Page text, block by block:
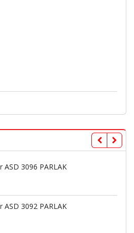
ASD 3096 PARLAK
ASD 3092 PARLAK